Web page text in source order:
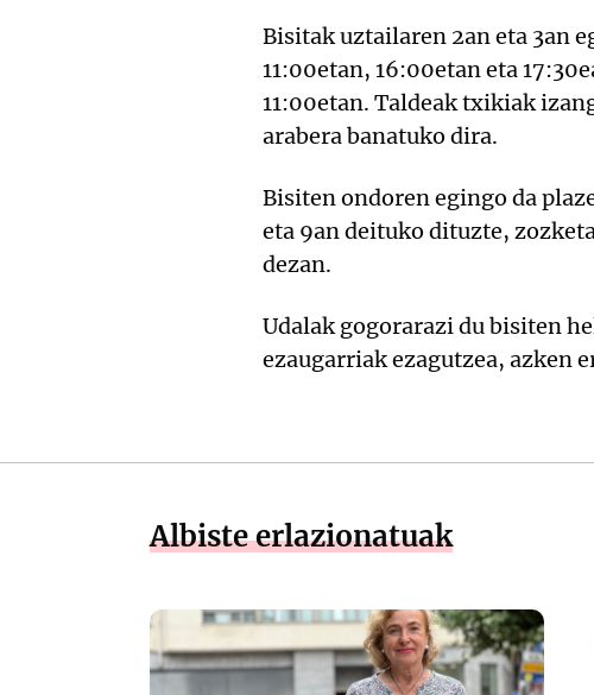
Bisitak uztailaren 2an eta 3an
11:00etan, 16:00etan eta
11:00etan. Taldeak txikiak
arabera banatuko dira.
Bisiten ondoren egingo da
eta 9an deituko dituzte,
dezan.
Udalak gogorarazi du bisiten
ezaugarriak ezagutzea, azken
Albiste erlazionatuak